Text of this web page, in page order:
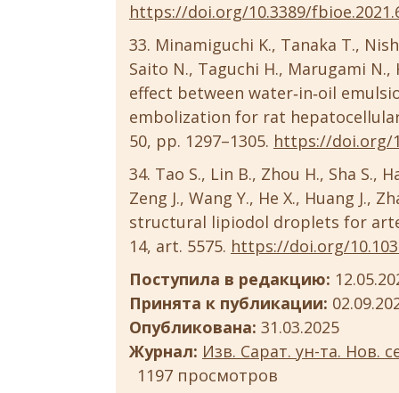
https://doi.org/10.3389/
Minamiguchi K., Tanaka T.,
Saito N., Taguchi H., Marugami
effect between water‐in‐oil
embolization for rat
50, pp. 1297–1305. https://doi.org/
Tao S., Lin B., Zhou H., Sha S.,
Zeng J., Wang Y., He X., Huang J.,
structural lipiodol droplets for
14, art. 5575. https://doi.org/
Поступила в редакцию:
Принята к публикации:
Опубликована: 31.03.2025
Журнал: Изв. Сарат. ун-та. Нов.
1197 просмотров